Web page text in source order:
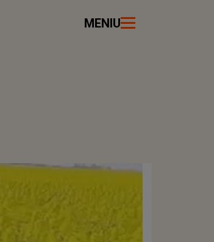
MENIU